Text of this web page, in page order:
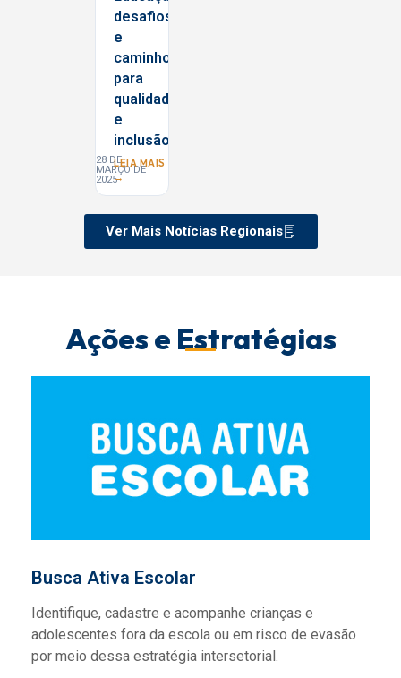
desafios
e
caminhos
para
qualidade
e
inclusão
28 DE
MARÇO DE
2025
LEIA MAIS
→
Ver Mais Notícias Regionais
Ações e Estratégias
Busca Ativa Escolar
Identifique, cadastre e acompanhe crianças e
adolescentes fora da escola ou em risco de evasão
por meio dessa estratégia intersetorial.